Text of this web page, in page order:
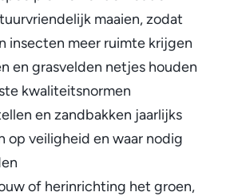
e
x
t
e
n
)
maaien, zodat
insecten meer ruimte krijgen
en grasvelden netjes houden
kwaliteitsnormen
en zandbakken jaarlijks
op veiligheid en waar nodig
of herinrichting het groen,